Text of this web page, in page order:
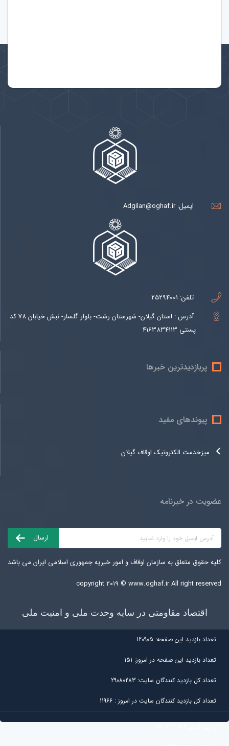
ایمیل:Adgilan@oghaf.ir
تلفن: 25294001
آدرس : استان گیلان- شهرستان رشت- بلوار گلسار- نبش خیابان 78 کد
پستی 4163834113
پربازدیدترین خبرها
پیوندهای مفید
میزخدمت الکترونیک اوقاف گیلان
عضویت در خبرنامه
کلیه حقوق متعلق به سازمان اوقاف و امور خیریه جمهوری اسلامی ایران می باشد
copyright ۲۰۱۹ © www.oghaf.irAll right reserved
اقتصاد مقاومتی در سایه وحدت ملی و امنیت ملی
تعداد بازديد اين صفحه: 120905
تعداد بازديد اين صفحه در امروز: 151
تعداد کل بازديد کنندگان سايت: 29080283
تعداد کل بازديد کنندگان سایت در امروز : 11966